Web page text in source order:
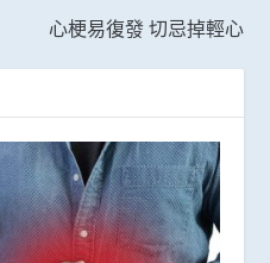
心梗易復發 切忌掉輕心